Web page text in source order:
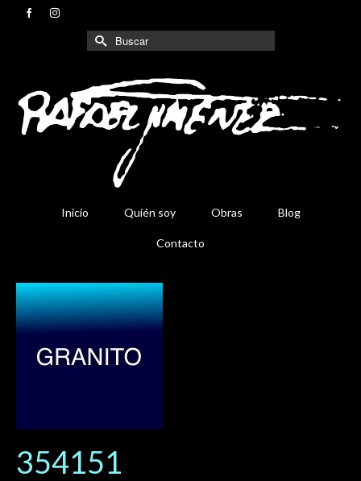
Buscar
por:
Inicio Quién soy Obras Blog
Contacto
354151